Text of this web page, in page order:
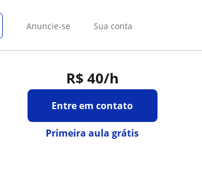
Anuncie-se Sua conta
R$ 40/h
Entre em contato
Primeira aula grátis